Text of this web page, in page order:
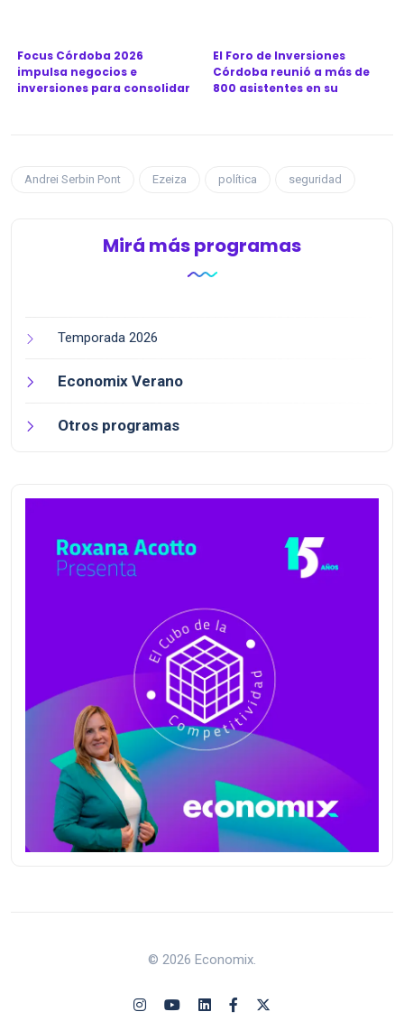
Focus Córdoba 2026
impulsa negocios e
inversiones para consolidar
El Foro de Inversiones
Córdoba reunió a más de
800 asistentes en su
Andrei Serbin Pont Ezeiza política seguridad
Mirá más programas
Temporada 2026
Economix Verano
Otros programas
© 2026 Economix.